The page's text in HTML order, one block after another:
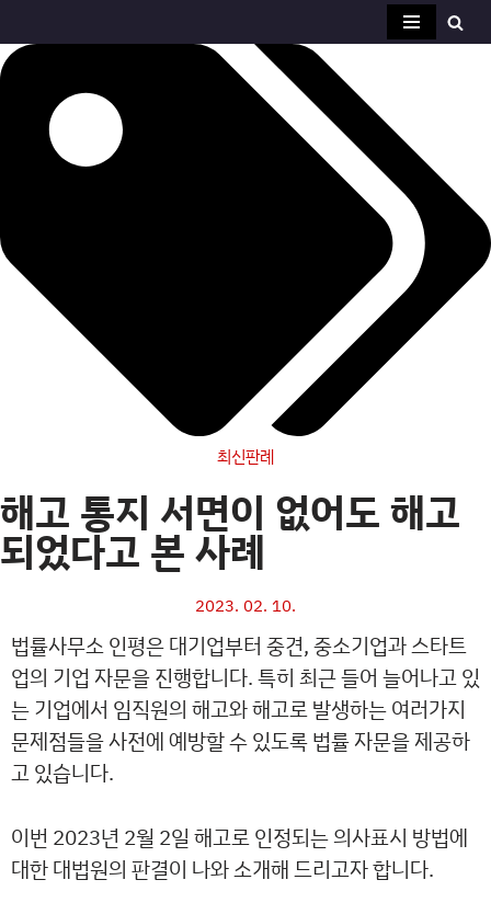
최신판례
해고 통지 서면이 없어도 해고
되었다고 본 사례
2023. 02. 10.
법률사무소 인평은 대기업부터 중견, 중소기업과 스타트
업의 기업 자문을 진행합니다. 특히 최근 들어 늘어나고 있
는 기업에서 임직원의 해고와 해고로 발생하는 여러가지
문제점들을 사전에 예방할 수 있도록 법률 자문을 제공하
고 있습니다.
이번 2023년 2월 2일 해고로 인정되는 의사표시 방법에
대한 대법원의 판결이 나와 소개해 드리고자 합니다.